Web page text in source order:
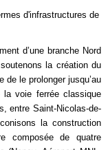
d'infrastructures de
d’une branche Nord
la création du
de le prolonger jusqu’au
la voie ferrée classique
entre Saint-Nicolas-de-
la construction
composée de quatre